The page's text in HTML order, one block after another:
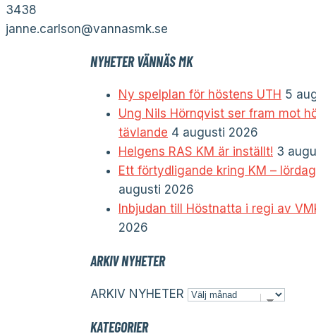
3438
janne.carlson@vannasmk.se
NYHETER VÄNNÄS MK
Ny spelplan för höstens UTH 5
Ung Nils Hörnqvist ser fram mot
tävlande 4 augusti 2026
Helgens RAS KM är inställt! 3
Ett förtydligande kring KM –
augusti 2026
Inbjudan till Höstnatta i regi av
2026
ARKIV NYHETER
ARKIV NYHETER
KATEGORIER